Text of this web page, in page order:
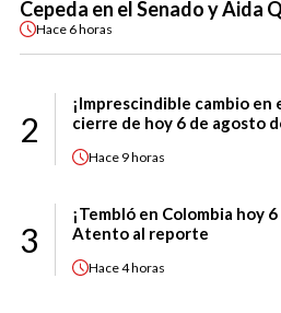
Cepeda en el Senado y Aida
Hace 6 horas
2
¡Imprescindible cambio en
cierre de hoy 6 de agosto
Hace 9 horas
3
¡Tembló en Colombia hoy
Atento al reporte
Hace4 horas